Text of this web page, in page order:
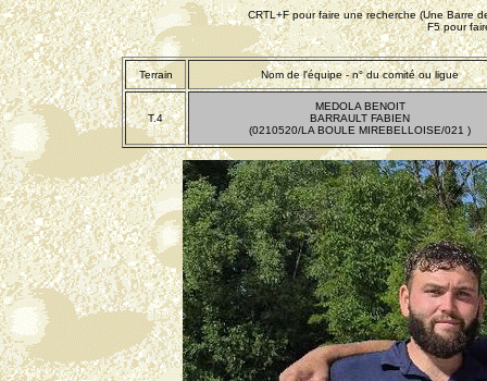
CRTL+F pour faire une recherche (Une Barre
F5 pour
Terrain Nom de l'équipe - n° du comité ou ligue
T.4
MEDOLA BENOIT
BARRAULT FABIEN
(0210520/LA BOULE MIREBELLOISE/021 )